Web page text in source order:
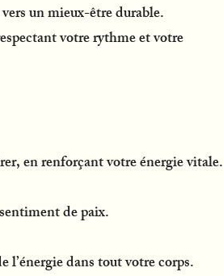
un mieux-être durable.
votre rythme et votre
en renforçant votre énergie vitale.
de paix.
dans tout votre corps.